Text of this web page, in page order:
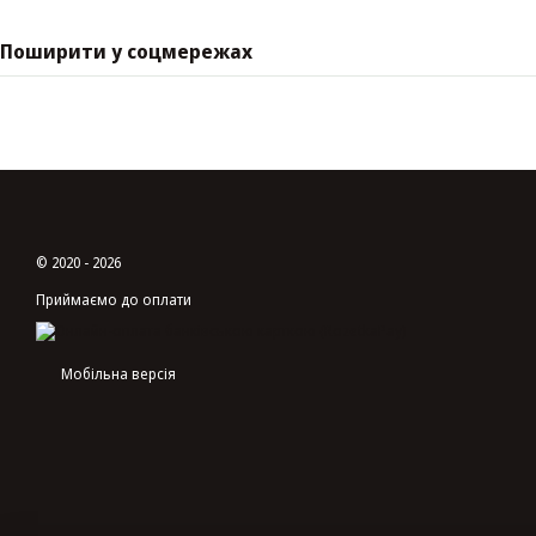
Поширити у соцмережах
© 2020 - 2026
Приймаємо до оплати
Мобільна версія